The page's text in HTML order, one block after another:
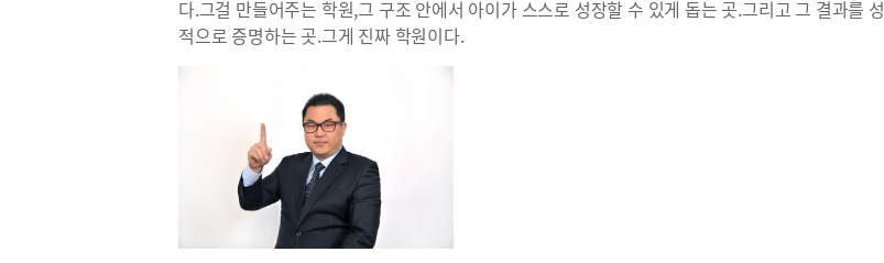
다.그걸 만들어주는 학원,그 구조 안에서 아이가 스스로 성장할 수 있게 돕는 곳.그리고 그 결과를 성
적으로 증명하는 곳.그게 진짜 학원이다.